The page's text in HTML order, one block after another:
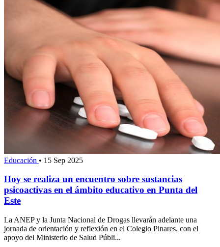
Educación • 15 Sep 2025
Hoy se realiza un encuentro sobre sustancias
psicoactivas en el ámbito educativo en Punta del
Este
La ANEP y la Junta Nacional de Drogas llevarán adelante una
jornada de orientación y reflexión en el Colegio Pinares, con el
apoyo del Ministerio de Salud Públi...